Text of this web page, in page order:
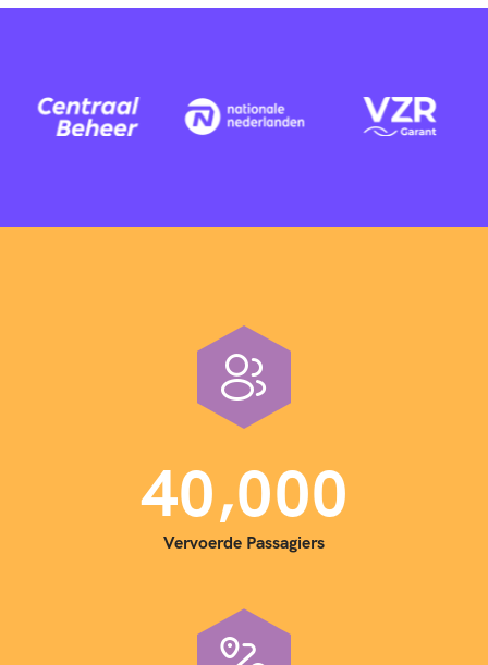
40,000
Vervoerde Passagiers